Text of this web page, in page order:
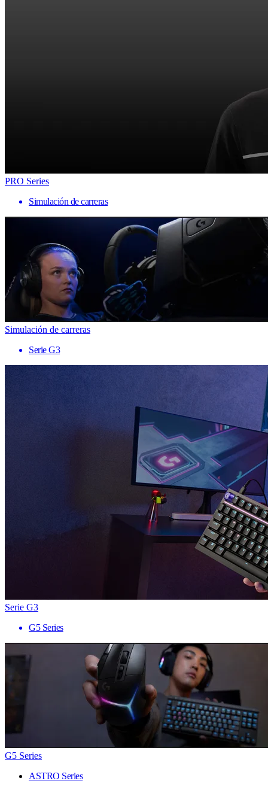
PRO Series
Simulación de carreras
Simulación de carreras
Serie G3
Serie G3
G5 Series
G5 Series
ASTRO Series